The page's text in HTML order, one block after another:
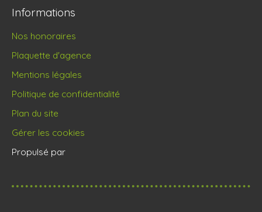
Informations
Nos honoraires
Plaquette d'agence
Mentions légales
Politique de confidentialité
Plan du site
Gérer les cookies
Propulsé par